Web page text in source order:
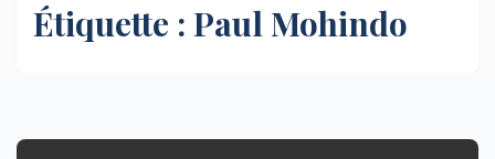
Étiquette : Paul Mohindo